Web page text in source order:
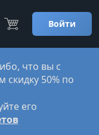
Войти
что вы с
скидку 50% по
его